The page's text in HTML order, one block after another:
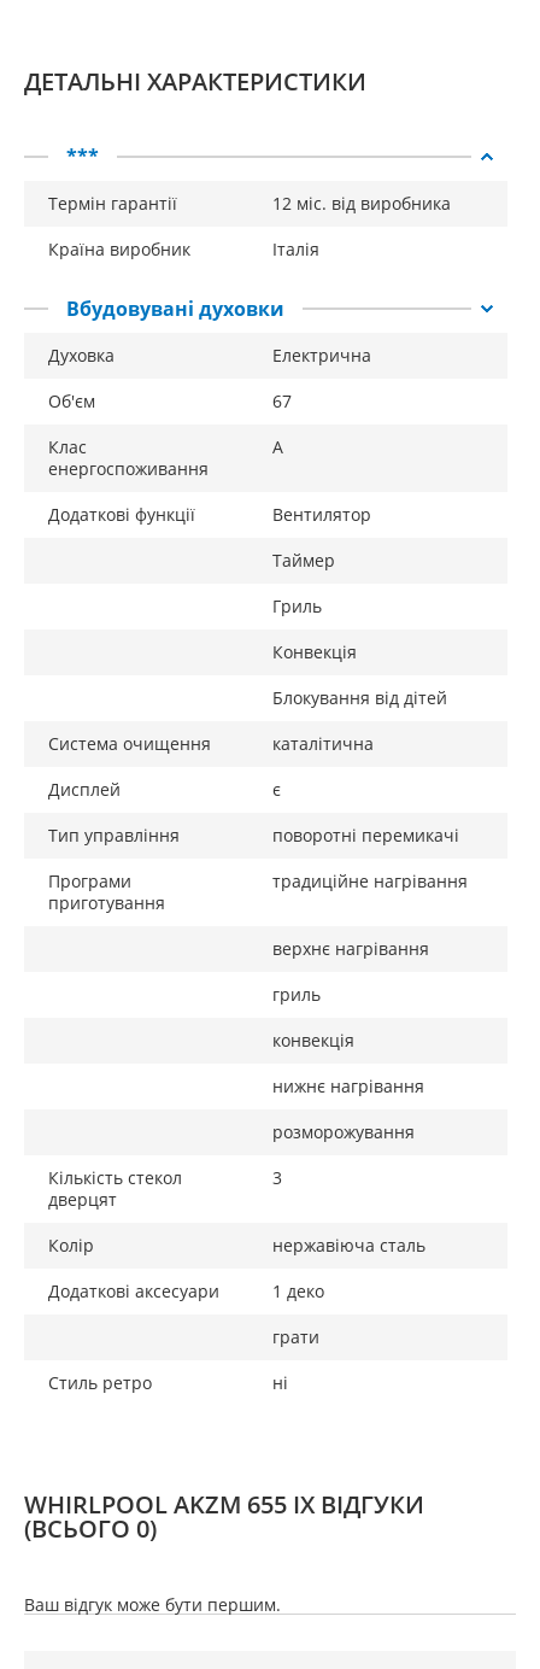
ДЕТАЛЬНІ ХАРАКТЕРИСТИКИ
***
Термін гарантії
12 міс. від виробника
Країна виробник
Італія
Вбудовувані духовки
Духовка
Електрична
Об'єм
67
Клас
енергоспоживання
A
Додаткові функції
Вентилятор
Таймер
Гриль
Конвекція
Блокування від дітей
Система очищення
каталітична
Дисплей
є
Тип управління
поворотні перемикачі
Програми
приготування
традиційне нагрівання
верхнє нагрівання
гриль
конвекція
нижнє нагрівання
розморожування
Кількість стекол
дверцят
3
Колір
нержавіюча сталь
Додаткові аксесуари
1 деко
грати
Стиль ретро
ні
WHIRLPOOL AKZM 655 IX ВІДГУКИ
(ВСЬОГО 0)
Ваш відгук може бути першим.